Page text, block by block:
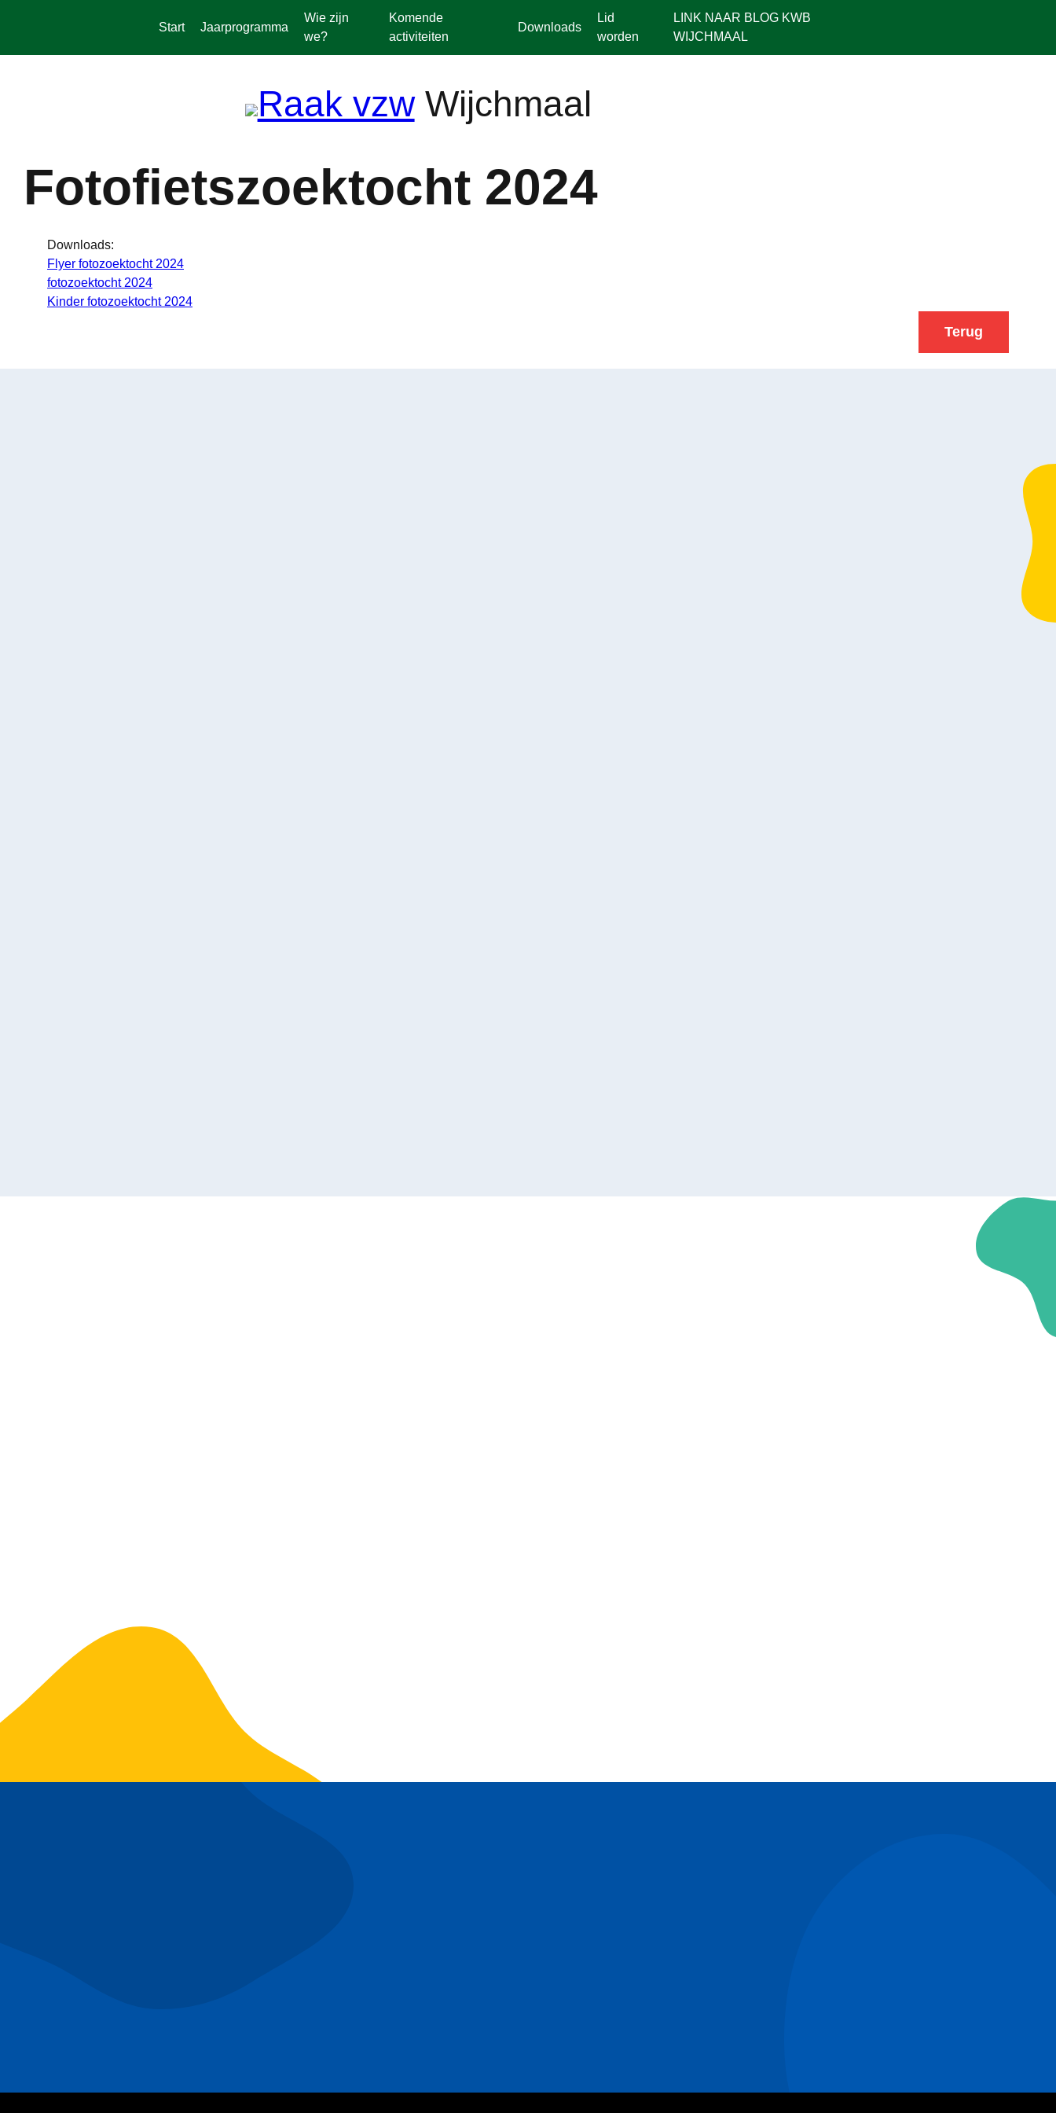
Start Jaarprogramma
Wie zijn
we?
Komende
activiteiten
Downloads
Lid
worden
LINK NAAR BLOG KWB
WIJCHMAAL
Wijchmaal
Fotofietszoektocht 2024
Downloads:
Flyer fotozoektocht 2024
fotozoektocht 2024
Kinder fotozoektocht 2024
Terug